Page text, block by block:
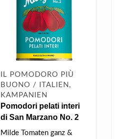
IL POMODORO PIÙ
BUONO / ITALIEN,
KAMPANIEN
Pomodori pelati interi
di San Marzano No. 2
(400g)
Milde Tomaten ganz &